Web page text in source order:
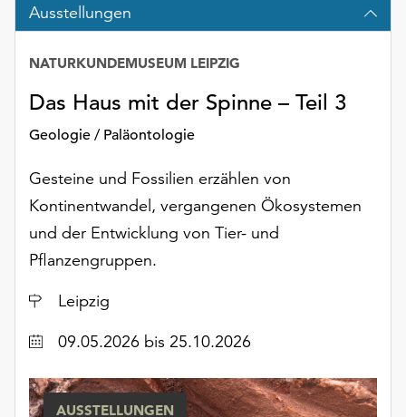
Möchten
die
Cookies
anpassen,
erreichen
Sie
die
Einstellungen
über
die
Schaltfläche
„Auswählen“.
Informationen
Sie
Ausstellungen
Das Haus mit der Spinne – Teil 3
Geologie / Paläontologie
NATURKUNDEMUSEUM LEIPZIG
Gesteine und Fossilien erzählen von
Kontinentwandel, vergangenen Ökosystemen
und der Entwicklung von Tier- und
Pflanzengruppen.
Ort
Leipzig
Datum09.05.2026 bis 25.10.2026
AUSSTELLUNGEN